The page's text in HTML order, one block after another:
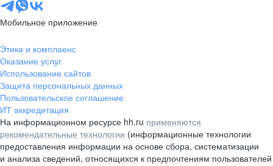
Мобильное приложение
Этика и комплаенс
Оказание услуг
Использование сайтов
Защита персональных данных
Пользовательское соглашение
ИТ аккредитация
На информационном ресурсе hh.ru применяются
рекомендательные технологии (информационные технологии
предоставления информации на основе сбора, систематизации
и анализа сведений, относящихся к предпочтениям пользователей